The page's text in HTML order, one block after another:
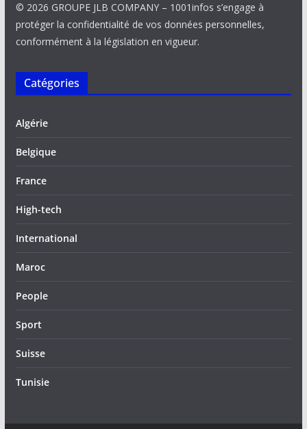
© 2026 GROUPE JLB COMPANY – 1001infos s’engage à
protéger la confidentialité de vos données personnelles,
conformément à la législation en vigueur.
Catégories
Algérie
Belgique
France
High-tech
International
Maroc
People
Sport
Suisse
Tunisie